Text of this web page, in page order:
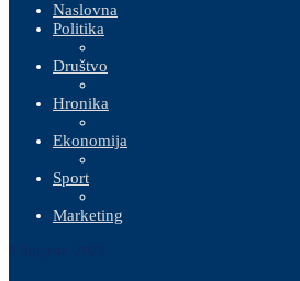
Naslovna
Politika
Društvo
Hronika
Ekonomija
Sport
Marketing